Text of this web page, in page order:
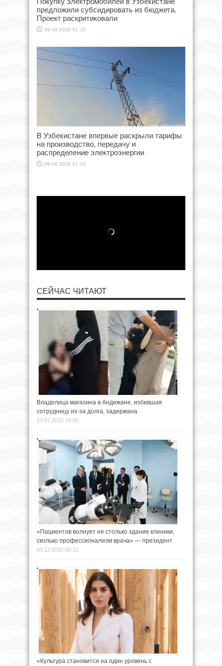
предложили субсидировать из бюджета.
Проект раскритиковали
09.08.2026 01:10
В Узбекистане впервые раскрыли тарифы
на производство, передачу и
распределение электроэнергии
09.08.2026 01:10
СЕЙЧАС ЧИТАЮТ
Владелица магазина в Андижане, избившая
сотрудницу из-за долга, задержана
23.07.2025 18:00
«Пациентов волнует не столько здание клиники,
сколько профессионализм врача» — президент
03.12.2025 00:10
«Культура становится на один уровень с